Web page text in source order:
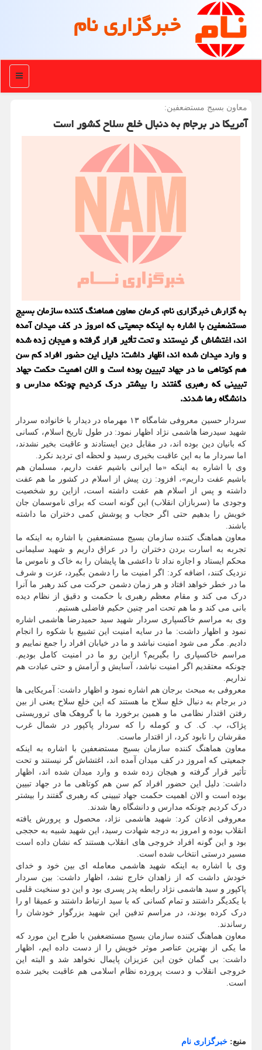
خبرگزاری نام
منو
معاون بسیج مستضعفین:
آمریکا در برجام به دنبال خلع سلاح کشور است
به گزارش خبرگزاری نام، کرمان معاون هماهنگ کننده سازمان بسیج
مستضعفین با اشاره به اینکه جمعیتی که امروز در کف میدان آمده
اند، اغتشاش گر نیستند و تحت تأثیر قرار گرفته و هیجان زده شده
و وارد میدان شده اند، اظهار داشت: دلیل این حضور افراد کم سن
هم کوتاهی ما در جهاد تبیین بوده است و الان اهمیت حکمت جهاد
تبیینی که رهبری گفتند را بیشتر درک کردیم چونکه مدارس و
دانشگاه رها شدند.
سردار حسین معروفی شامگاه ۱۳ مهرماه در دیدار با خانواده سردار
شهید سیدرضا هاشمی نژاد اظهار نمود: در طول تاریخ اسلام، کسانی
که بانیان دین بوده اند، در مقابل دین ایستادند و عاقبت بخیر نشدند،
اما سردار ما به این عاقبت بخیری رسید و لحظه ای تردید نکرد.
وی با اشاره به اینکه «ما ایرانی باشیم عفت داریم، مسلمان هم
باشیم عفت داریم»، افزود: زن پیش از اسلام در کشور ما هم عفت
داشته و پس از اسلام هم عفت داشته است، ازاین رو شخصیت
وجودی ما (سربازان انقلاب) این گونه است که برای ناموسمان جان
خویش را بدهیم حتی اگر حجاب و پوشش کمی دختران ما داشته
باشند.
معاون هماهنگ کننده سازمان بسیج مستضعفین با اشاره به اینکه ما
تجربه به اسارت بردن دختران را در عراق داریم و شهید سلیمانی
محکم ایستاد و اجازه نداد تا داعشی ها پایشان را به خاک و ناموس ما
نزدیک کنند، اضافه کرد: اگر امنیت ما را دشمن بگیرد، عزت و شرف
ما در خطر خواهد افتاد و هر زمان دشمن حرکت می کند رهبر ما آنرا
درک می کند و مقام معظم رهبری با حکمت و دقیق از نظام دیده
بانی می کند و ما هم تحت امر چنین حکیم فاضلی هستیم.
وی به مراسم خاکسپاری سردار شهید سید حمیدرضا هاشمی اشاره
نمود و اظهار داشت: ما در سایه امنیت این تشییع با شکوه را انجام
دادیم. مگر می شود امنیت نباشد و ما در خیابان افراد را جمع نماییم و
مراسم خاکسپاری را بگیریم؟ ازاین رو ما در امنیت کامل بودیم.
چونکه معتقدیم اگر امنیت نباشد، آسایش و آرامش و حتی عبادت هم
نداریم.
معروفی به مبحث برجان هم اشاره نمود و اظهار داشت: آمریکایی ها
در برجام به دنبال خلع سلاح ما هستند که این خلع سلاح یعنی از بین
رفتن اقتدار نظامی ما و همین برخورد ما با گروهک های تروریستی
پژاک، پ. ک. ک و کومله را که سردار پاکپور در شمال غرب
مقرشان را نابود کرد، از اقتدار ماست.
معاون هماهنگ کننده سازمان بسیج مستضعفین با اشاره به اینکه
جمعیتی که امروز در کف میدان آمده اند، اغتشاش گر نیستند و تحت
تأثیر قرار گرفته و هیجان زده شده و وارد میدان شده اند، اظهار
داشت: دلیل این حضور افراد کم سن هم کوتاهی ما در جهاد تبیین
بوده است و الان اهمیت حکمت جهاد تبیینی که رهبری گفتند را بیشتر
درک کردیم چونکه مدارس و دانشگاه رها شدند.
معروفی اذعان کرد: شهید هاشمی نژاد، محصول و پرورش یافته
انقلاب بوده و امروز به درجه شهادت رسید، این شهید شبیه به حججی
بود و این گونه افراد خروجی های انقلاب هستند که نشان داده است
مسیر درستی انتخاب شده است.
وی با اشاره به اینکه شهید هاشمی معامله ای بین خود و خدای
خودش داشت که از زاهدان خارج نشد، اظهار داشت: بین سردار
پاکپور و سید هاشمی نژاد رابطه پدر پسری بود و این دو سنخیت قلبی
با یکدیگر داشتند و تمام کسانی که با سید ارتباط داشتند و عمیقا او را
درک کرده بودند، در مراسم تدفین این شهید بزرگوار خودشان را
رساندند.
معاون هماهنگ کننده سازمان بسیج مستضعفین با طرح این مورد که
ما یکی از بهترین عناصر موثر خویش را از دست داده ایم، اظهار
داشت: بی گمان خون این عزیزان پایمال نخواهد شد و البته این
خروجی انقلاب و دست پرورده نظام اسلامی هم عاقبت بخیر شده
است.
منبع: خبرگزاری نام